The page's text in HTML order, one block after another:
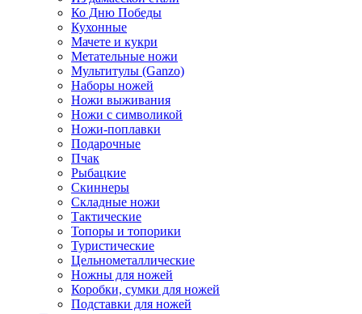
Ко Дню Победы
Кухонные
Мачете и кукри
Метательные ножи
Мультитулы (Ganzo)
Наборы ножей
Ножи выживания
Ножи с символикой
Ножи-поплавки
Подарочные
Пчак
Рыбацкие
Скиннеры
Складные ножи
Тактические
Топоры и топорики
Туристические
Цельнометаллические
Ножны для ножей
Коробки, сумки для ножей
Подставки для ножей